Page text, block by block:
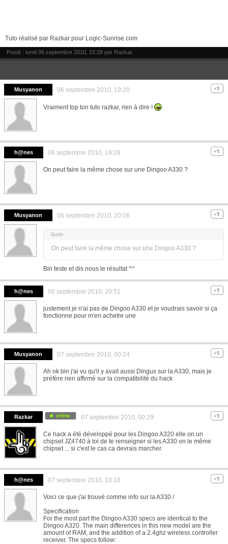
Tuto réalisé par Razkar pour Logic-Sunrise.com
Posté : lundi 06 septembre 2010, 15:28 par Razkar.
Musyanon 06 septembre 2010, 19:20
Vraiment top ton tuto razkar, rien à dire !
h@nes 06 septembre 2010, 19:28
On peut faire la même chose sur une Dingoo A330 ?
Musyanon 06 septembre 2010, 20:06
On peut faire la même chose sur une Dingoo A330 ?
Bin teste et dis nous le résultat ^^
h@nes 06 septembre 2010, 20:51
justement je n'ai pas de Dingoo A330 et je voudrais savoir si ça
fonctionne pour m'en achetre une
Musyanon 07 septembre 2010, 00:24
Ah ok bin j'ai vu qu'il y avait aussi Dingux sur la A330, mais je
préfère rien affirmé sur la compatibilité du hack
Razkar 07 septembre 2010, 00:29
Ce hack a été développé pour les Dingoo A320 elle on un
chipset JZ4740 à toi de te renseigner si les A330 on le même
chipset ... si c'est le cas ca devrais marcher.
h@nes 07 septembre 2010, 10:16
Voici ce que j'ai trouvé comme info sur la A330 /
Specification
For the most part the Dingoo A330 specs are identical to the
Dingoo A320. The main differences in this new model are the
amount of RAM, and the addition of a 2.4ghz wireless controller
receiver. The specs follow: